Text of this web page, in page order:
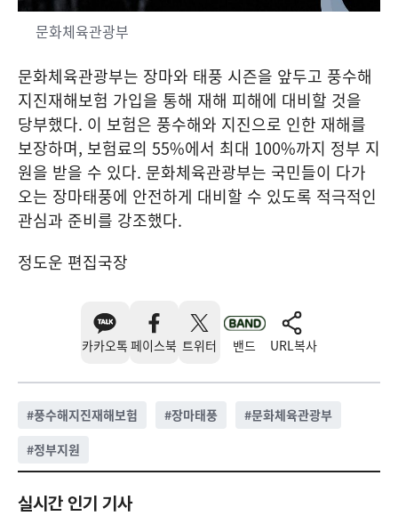
문화체육관광부
문화체육관광부는 장마와 태풍 시즌을 앞두고 풍수해
지진재해보험 가입을 통해 재해 피해에 대비할 것을
당부했다. 이 보험은 풍수해와 지진으로 인한 재해를
보장하며, 보험료의 55%에서 최대 100%까지 정부 지
원을 받을 수 있다. 문화체육관광부는 국민들이 다가
오는 장마태풍에 안전하게 대비할 수 있도록 적극적인
관심과 준비를 강조했다.
정도운 편집국장
카카오톡 페이스북 트위터 밴드 URL복사
#풍수해지진재해보험 #장마태풍 #문화체육관광부
#정부지원
실시간 인기 기사